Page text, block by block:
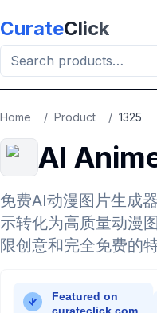
CurateClick
Home / Product / 1325
AI
免费AI动漫图片生成
示转化为高质量动漫
限创意和完全免费的特